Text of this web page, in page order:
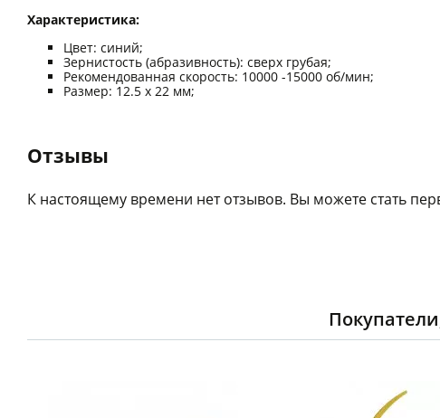
Характеристика:
Цвет: синий;
Зернистость (абразивность): сверх грубая;
Рекомендованная скорость: 10000 -15000 об/мин;
Размер: 12.5 x 22 мм;
Отзывы
К настоящему времени нет отзывов. Вы можете стать